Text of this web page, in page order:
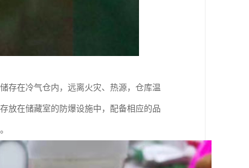
存在冷气仓内，远离火灾、热源，仓库温
放在储藏室的防爆设施中，配备相应的品